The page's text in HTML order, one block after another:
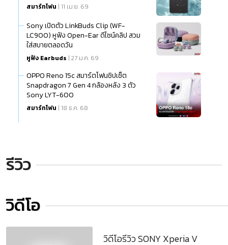
สมาร์ทโฟน | 11 เม.ย. 69
Sony เปิดตัว LinkBuds Clip (WF-
LC900) หูฟัง Open-Ear ดีไซน์คลิป สวม
ใส่สบายตลอดวัน
หูฟัง Earbuds | 27 ม.ค. 69
OPPO Reno 15c สมาร์ตโฟนชิปเซ็ต
Snapdragon 7 Gen 4 กล้องหลัง 3 ตัว
Sony LYT-600
สมาร์ทโฟน | 18 ธ.ค. 68
รีวิว
วิดีโอ
วิดีโอรีวิว SONY Xperia V